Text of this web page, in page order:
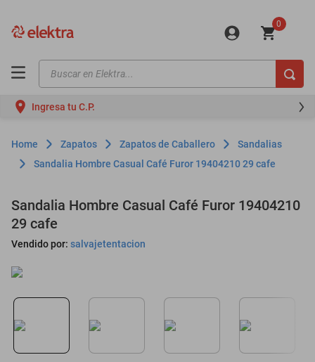
0
Buscar en Elektra...
Ingresa tu C.P.
Zapatos Zapatos de Caballero
Sandalias
Sandalia Hombre Casual Café Furor 19404210 29 cafe
Sandalia Hombre Casual Café Furor 19404210
29 cafe
Vendido por: salvajetentacion
motos
moto
celulares
refrigeradores
lavadoras